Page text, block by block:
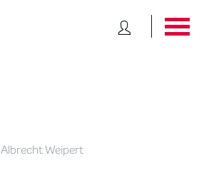
Albrecht Weipert